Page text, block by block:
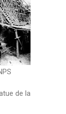
de la